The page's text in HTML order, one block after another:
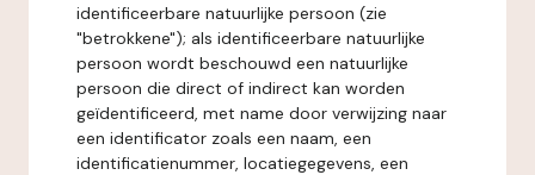
identificeerbare natuurlijke persoon (zie
"betrokkene"); als identificeerbare natuurlijke
persoon wordt beschouwd een natuurlijke
persoon die direct of indirect kan worden
geïdentificeerd, met name door verwijzing naar
een identificator zoals een naam, een
identificatienummer, locatiegegevens, een